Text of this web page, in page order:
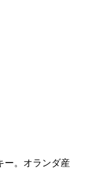
ー。オランダ産